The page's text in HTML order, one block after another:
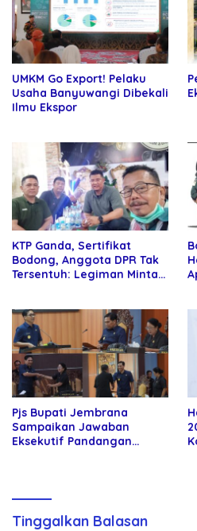
UMKM Go Export! Pelaku
Usaha Banyuwangi Dibekali
Ilmu Ekspor
KTP Ganda, Sertifikat
Bodong, Anggota DPR Tak
Tersentuh: Legiman Minta
Pjs Bupati Jembrana
Sampaikan Jawaban
Eksekutif Pandangan
Tinggalkan Balasan